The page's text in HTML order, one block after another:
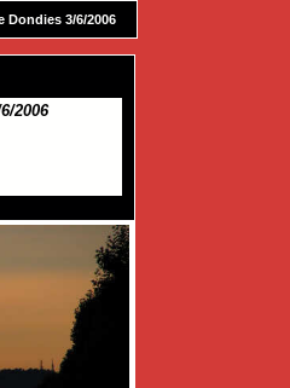
Dondies 3/6/2006
2006